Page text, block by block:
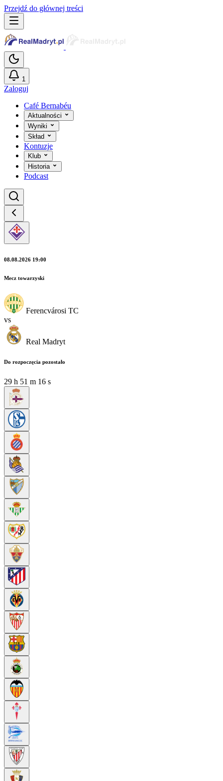
Przejdź do głównej treści
1
Zaloguj
Café Bernabéu
Aktualności
Wyniki
Skład
Kontuzje
Klub
Historia
Podcast
08.08.2026 19:00
Mecz towarzyski
Ferencvárosi TC
vs
Real Madryt
Do rozpoczęcia pozostało
29 h 51 m 15 s